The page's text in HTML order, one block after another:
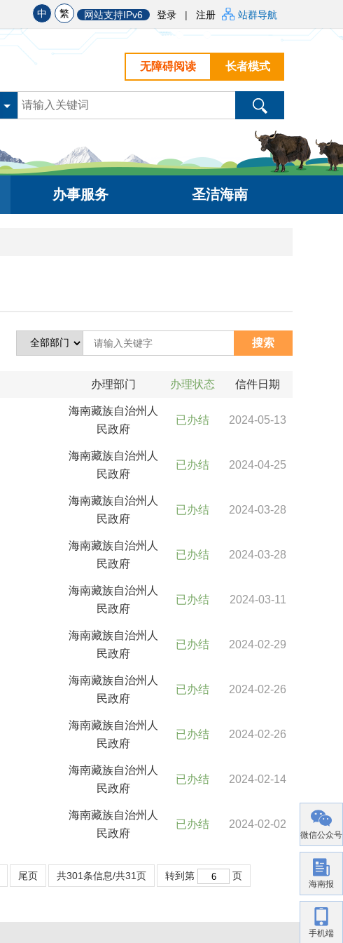
中 繁 网站支持IPv6 登录 | 注册 站群导航
长者模式
无障碍阅读
办事服务 圣洁海南
办理部门 办理状态 信件日期
海南藏族自治州人
民政府
已办结 2024-05-13
海南藏族自治州人
民政府
已办结 2024-04-25
海南藏族自治州人
民政府
已办结 2024-03-28
海南藏族自治州人
民政府
已办结 2024-03-28
海南藏族自治州人
民政府
已办结 2024-03-11
海南藏族自治州人
民政府
已办结 2024-02-29
海南藏族自治州人
民政府
已办结 2024-02-26
海南藏族自治州人
民政府
已办结 2024-02-26
海南藏族自治州人
民政府
已办结 2024-02-14
海南藏族自治州人
民政府
已办结 2024-02-02
尾页 共301条信息/共31页 转到第 页
微信公众号
海南报
手机端